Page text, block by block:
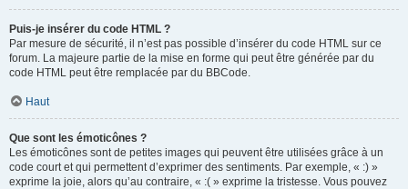
Puis-je insérer du code HTML ?
Par mesure de sécurité, il n’est pas possible d’insérer du code HTML sur ce
forum. La majeure partie de la mise en forme qui peut être générée par du
code HTML peut être remplacée par du BBCode.
Haut
Que sont les émoticônes ?
Les émoticônes sont de petites images qui peuvent être utilisées grâce à un
code court et qui permettent d’exprimer des sentiments. Par exemple, « :) »
exprime la joie, alors qu’au contraire, « :( » exprime la tristesse. Vous pouvez